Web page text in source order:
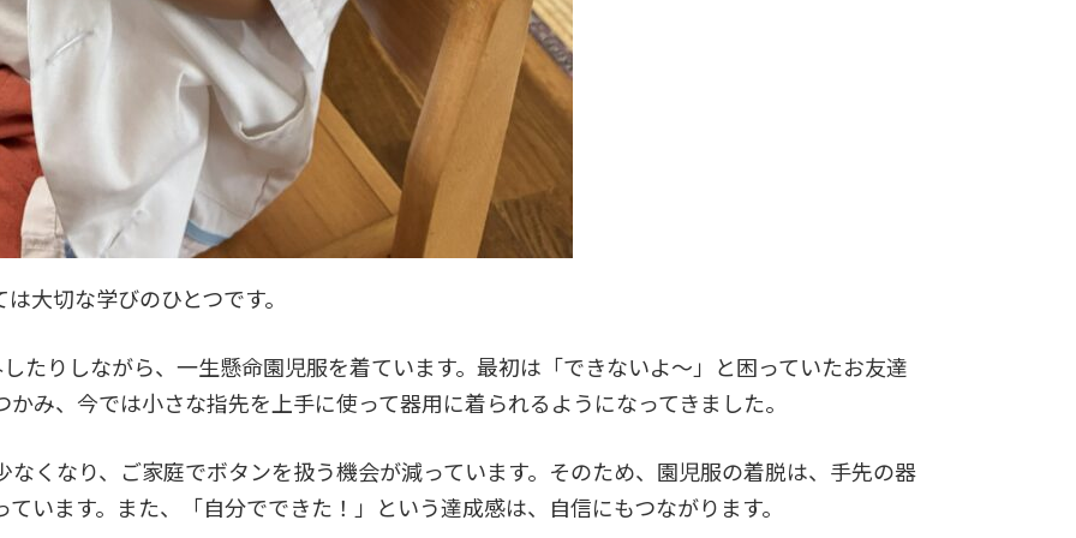
大切な学びのひとつです。
たりしながら、一生懸命園児服を着ています。最初は「できないよ～」と困っていたお友達
み、今では小さな指先を上手に使って器用に着られるようになってきました。
くなり、ご家庭でボタンを扱う機会が減っています。そのため、園児服の着脱は、手先の器
います。また、「自分でできた！」という達成感は、自信にもつながります。